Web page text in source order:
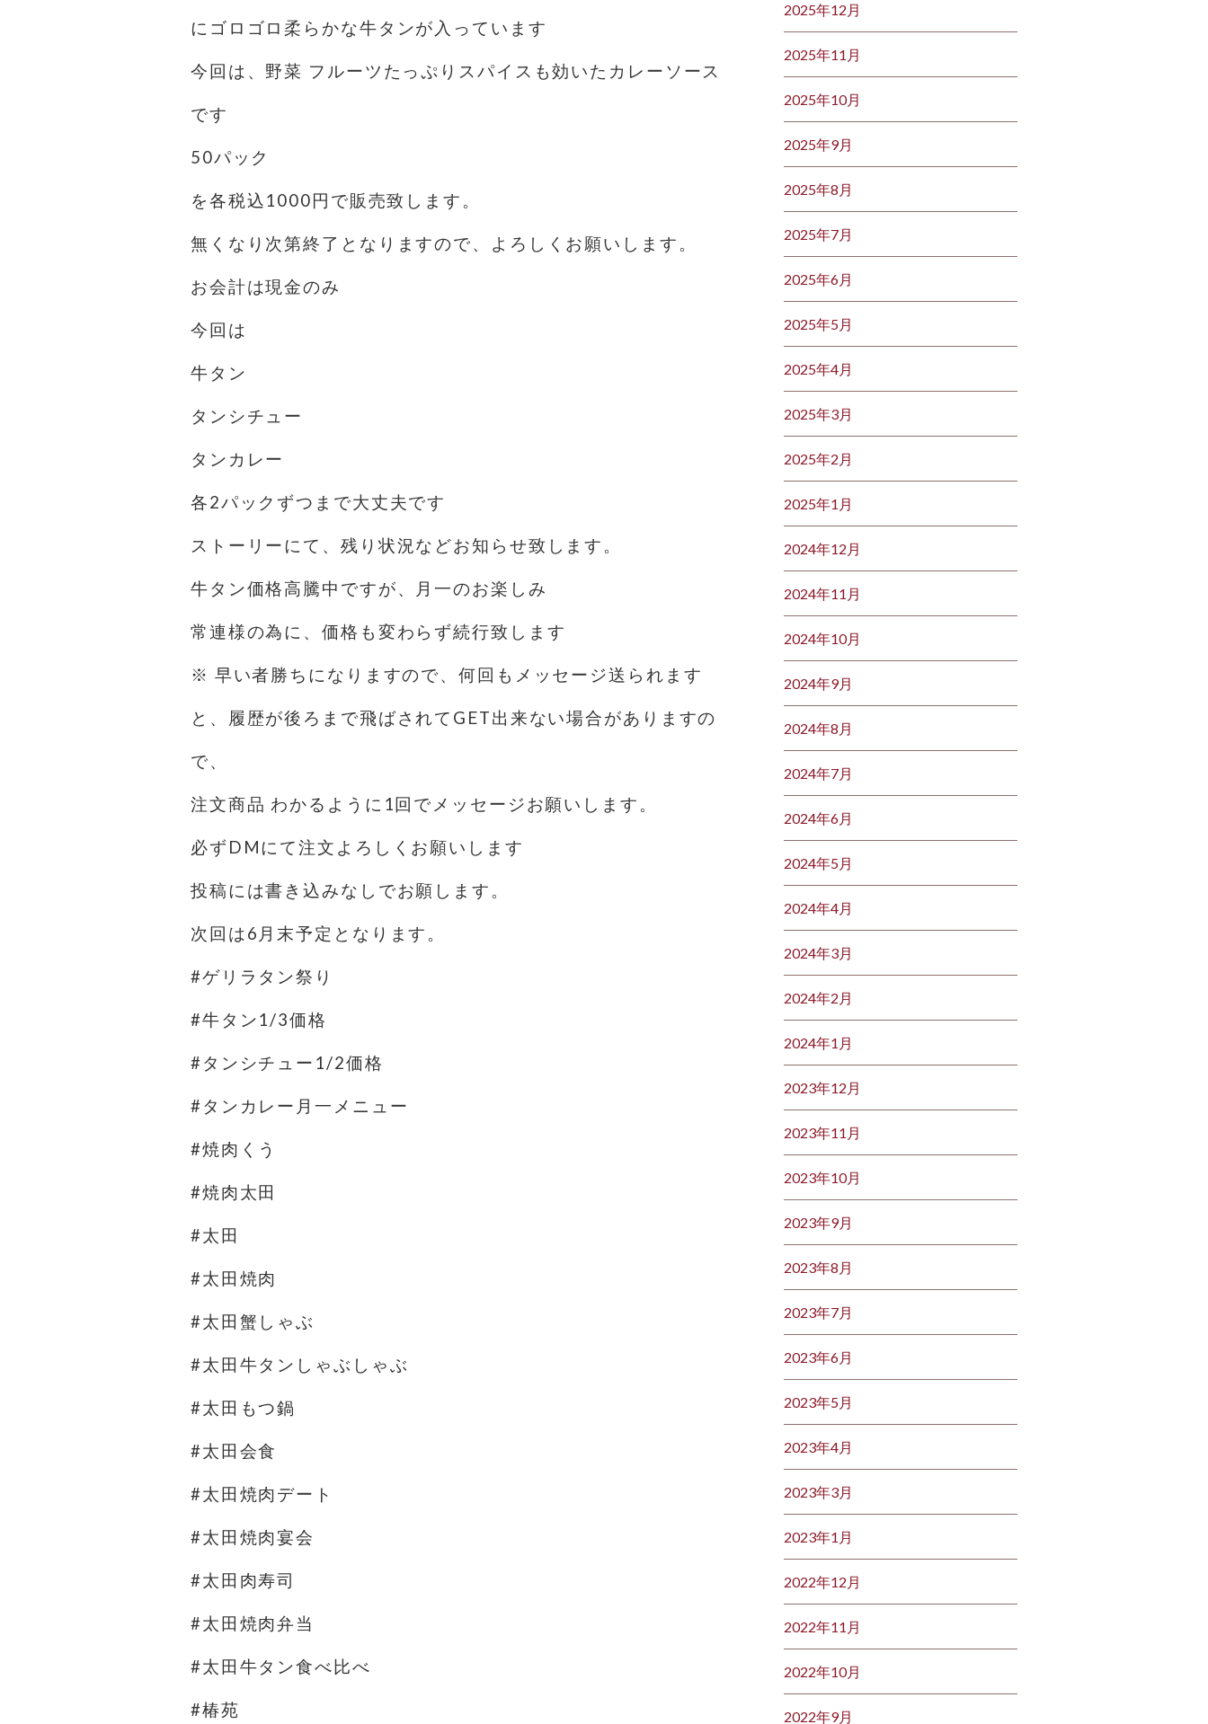
にゴロゴロ柔らかな牛タンが入っています
今回は、野菜 フルーツたっぷり️スパイスも効いたカレーソース
です
50パック
を各税込1000円で販売致します。
無くなり次第終了となりますので、よろしくお願いします。
お会計は現金のみ️
今回は
牛タン
タンシチュー
タンカレー
各2パックずつまで大丈夫です
ストーリーにて、残り状況などお知らせ致します。
牛タン価格高騰中ですが、月一のお楽しみ
常連様の為に、価格も変わらず続行致します️
※ 早い者勝ちになりますので、何回もメッセージ送られます
と、履歴が後ろまで飛ばされてGET出来ない場合がありますの
で、
注文商品 わかるように1回でメッセージお願いします。
必ずDMにて注文よろしくお願いします
投稿には書き込みなしでお願します。
次回は6月末予定となります。
#ゲリラタン祭り
#牛タン1/3価格
#タンシチュー1/2価格
#タンカレー月一メニュー
#焼肉くう
#焼肉太田
#太田
#太田焼肉
#太田蟹しゃぶ
#太田牛タンしゃぶしゃぶ
#太田もつ鍋
#太田会食
#太田焼肉デート
#太田焼肉宴会
#太田肉寿司
#太田焼肉弁当
#太田牛タン食べ比べ
#椿苑
2025年12月
2025年11月
2025年10月
2025年9月
2025年8月
2025年7月
2025年6月
2025年5月
2025年4月
2025年3月
2025年2月
2025年1月
2024年12月
2024年11月
2024年10月
2024年9月
2024年8月
2024年7月
2024年6月
2024年5月
2024年4月
2024年3月
2024年2月
2024年1月
2023年12月
2023年11月
2023年10月
2023年9月
2023年8月
2023年7月
2023年6月
2023年5月
2023年4月
2023年3月
2023年1月
2022年12月
2022年11月
2022年10月
2022年9月